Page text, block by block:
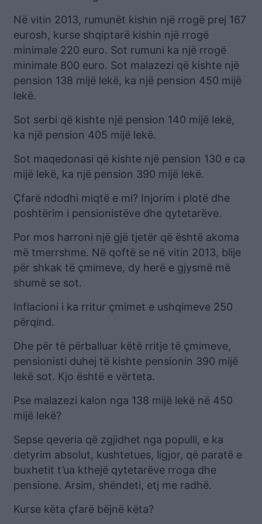
Në vitin 2013, rumunët kishin një rrogë prej 167
eurosh, kurse shqiptarë kishin një rrogë
minimale 220 euro. Sot rumuni ka një rrogë
minimale 800 euro. Sot malazezi që kishte një
pension 138 mijë lekë, ka një pension 450 mijë
lekë.
Sot serbi që kishte një pension 140 mijë lekë,
ka një pension 405 mijë lekë.
Sot maqedonasi që kishte një pension 130 e ca
mijë lekë, ka një pension 390 mijë lekë.
Çfarë ndodhi miqtë e mi? Injorim i plotë dhe
poshtërim i pensionistëve dhe qytetarëve.
Por mos harroni një gjë tjetër që është akoma
më tmerrshme. Në qoftë se në vitin 2013, blije
për shkak të çmimeve, dy herë e gjysmë më
shumë se sot.
Inflacioni i ka rritur çmimet e ushqimeve 250
përqind.
Dhe për të përballuar këtë rritje të çmimeve,
pensionisti duhej të kishte pensionin 390 mijë
lekë sot. Kjo është e vërteta.
Pse malazezi kalon nga 138 mijë lekë në 450
mijë lekë?
Sepse qeveria që zgjidhet nga populli, e ka
detyrim absolut, kushtetues, ligjor, që paratë e
buxhetit t’ua kthejë qytetarëve rroga dhe
pensione. Arsim, shëndeti, etj me radhë.
Kurse këta çfarë bëjnë këta?